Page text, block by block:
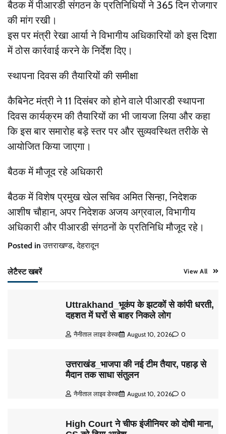
बैठक में पीआरडी संगठन के प्रतिनिधियों ने 365 दिन रोजगार
की मांग रखी।
इस पर मंत्री रेखा आर्या ने विभागीय अधिकारियों को इस दिशा
में ठोस कार्रवाई करने के निर्देश दिए।
स्थापना दिवस की तैयारियों की समीक्षा
कैबिनेट मंत्री ने 11 दिसंबर को होने वाले पीआरडी स्थापना
दिवस कार्यक्रम की तैयारियों का भी जायजा लिया और कहा
कि इस बार समारोह बड़े स्तर पर और सुव्यवस्थित तरीके से
आयोजित किया जाएगा।
बैठक में मौजूद रहे अधिकारी
बैठक में विशेष प्रमुख खेल सचिव अमित सिन्हा, निदेशक
आशीष चौहान, अपर निदेशक अजय अग्रवाल, विभागीय
अधिकारी और पीआरडी संगठनों के प्रतिनिधि मौजूद रहे।
Posted inउत्तराखण्ड,देहरादून
लेटैस्ट खबरें View All
Uttrakhand_भूकंप के झटकों से कांपी धरती,
दहशत में घरों से बाहर निकले लोग
नैनीताल लाइव डेस्क August 10, 2026 0
उत्तराखंड_भाजपा की नई टीम तैयार, पहाड़ से
मैदान तक साधा संतुलन
नैनीताल लाइव डेस्क August 10, 2026 0
High Court ने चीफ इंजीनियर को दोषी माना,